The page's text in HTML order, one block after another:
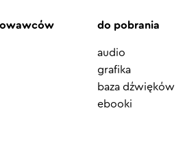
do pobrania
audio
grafika
baza dźwięków
ebooki